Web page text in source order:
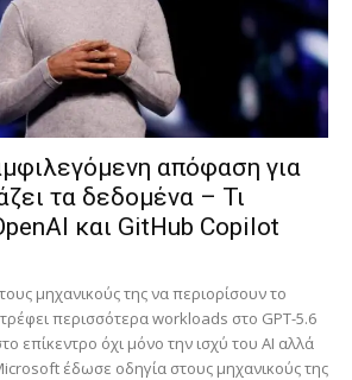
απόφαση για
τα δεδομένα – Τι
και GitHub Copilot
μηχανικούς της να περιορίσουν το
περισσότερα workloads στο GPT-5.6
επίκεντρο όχι μόνο την ισχύ του AI αλλά
έδωσε οδηγία στους μηχανικούς της